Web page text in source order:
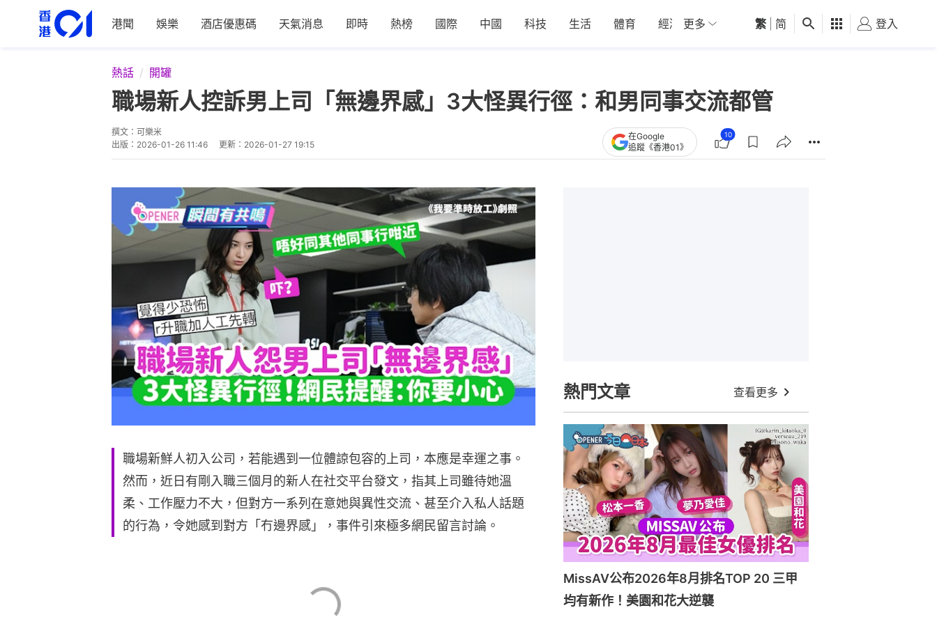
港聞 娛樂 酒店優惠碼 天氣消息 即時 熱榜 國際 中國 科技 生活 體育 經濟 01深圳 觀點 健康 好食玩飛
更多 繁 简 登入
熱話 開罐
職場新人控訴男上司「無邊界感」3大怪異行徑：和男同事交流都管
撰文： 可樂米
出版： 2026-01-26 11:46 更新： 2026-01-27 19:15
在Google
追蹤《香港01》
10
職場新鮮人初入公司，若能遇到一位體諒包容的上司，本應是幸運之事。
然而，近日有剛入職三個月的新人在社交平台發文，指其上司雖待她溫
柔、工作壓力不大，但對方一系列在意她與異性交流、甚至介入私人話題
的行為，令她感到對方「冇邊界感」，事件引來極多網民留言討論。
熱門文章 查看更多
MissAV公布2026年8月排名TOP 20 三甲
均有新作！美園和花大逆襲